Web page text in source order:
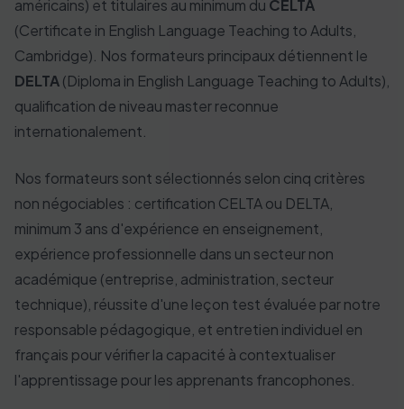
américains) et titulaires au minimum du CELTA
(Certificate in English Language Teaching to Adults,
Cambridge). Nos formateurs principaux détiennent le
DELTA(Diploma in English Language Teaching to Adults),
qualification de niveau master reconnue
internationalement.
Nos formateurs sont sélectionnés selon cinq critères
non négociables : certification CELTA ou DELTA,
minimum 3 ans d'expérience en enseignement,
expérience professionnelle dans un secteur non
académique (entreprise, administration, secteur
technique), réussite d'une leçon test évaluée par notre
responsable pédagogique, et entretien individuel en
français pour vérifier la capacité à contextualiser
l'apprentissage pour les apprenants francophones.